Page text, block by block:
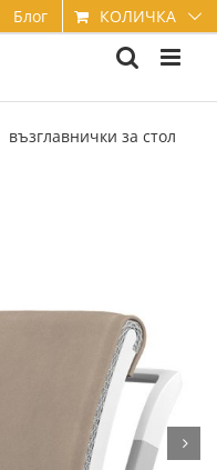
Блог КОЛИЧКА
възглавнички за стол